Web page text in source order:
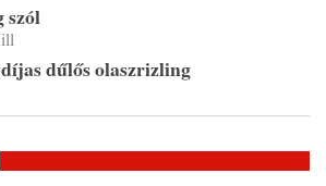
szól
dűlős olaszrizling